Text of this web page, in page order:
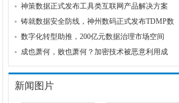
神策数据正式发布工具类互联网产品解决方案
铸就数据安全防线，神州数码正式发布TDMP数
数字化转型助推，200亿元数据治理市场空间
成也萧何，败也萧何？加密技术被恶意利用成
新闻图片